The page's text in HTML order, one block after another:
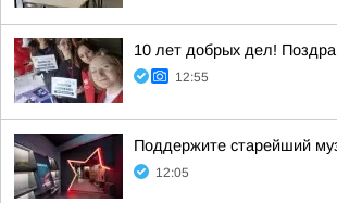
10 лет добрых дел!
12:55
Поддержите старейший
12:05